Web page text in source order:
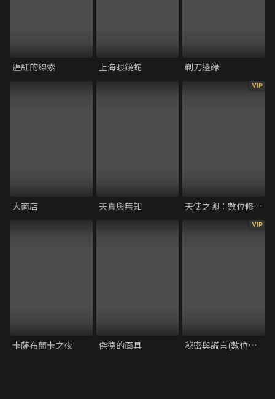
腥紅的線索 上海眼鏡蛇 剃刀邊緣
大商店 天真與無知
VIP
天使之卵：數位修復版
卡薩布蘭卡之夜 傑德的面具
VIP
秘密與謊言(數位修復版)